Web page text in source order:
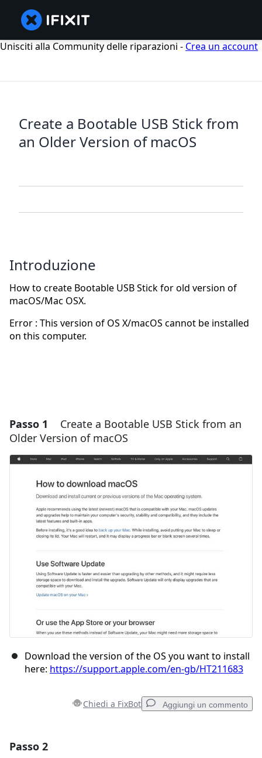
Unisciti alla Community delle riparazioni - Crea un account
Create a Bootable USB Stick from
an Older Version of macOS
Introduzione
How to create Bootable USB Stick for old version of
macOS/Mac OSX.
Error : This version of OS X/macOS cannot be installed
on this computer.
Passo 1
Create a Bootable USB Stick from an
Older Version of macOS
Download the version of the OS you want to install
here: https://support.apple.com/en-gb/HT211683
Chiedi a FixBot Aggiungi un commento
Passo 2